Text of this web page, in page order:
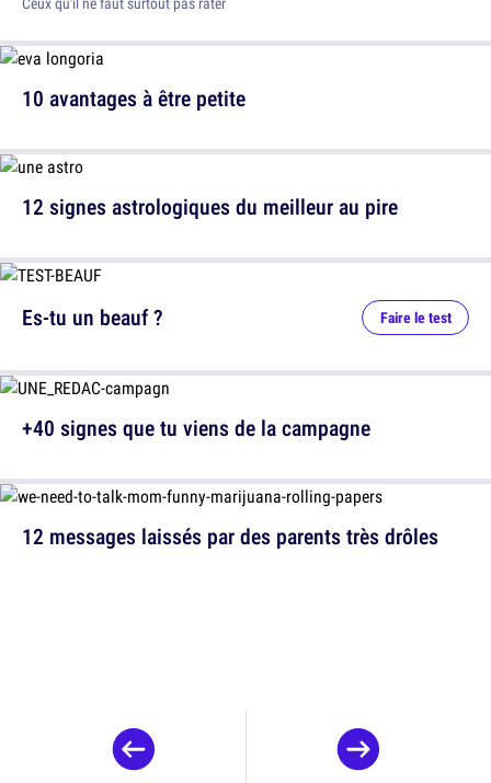
10 avantages à être petite
12 signes astrologiques du meilleur au pire
12 messages laissés par des parents très drôles
Es-tu un beauf ? Faire le test
+40 signes que tu viens de la campagne